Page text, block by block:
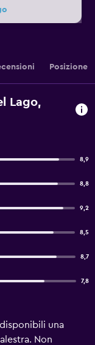
Posizione
Lago,
8,9
8,8
9,2
8,5
8,7
7,8
una
Non